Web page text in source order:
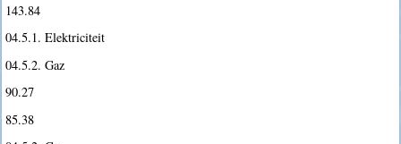
143.84
04.5.1. Elektriciteit
04.5.2. Gaz
90.27
85.38